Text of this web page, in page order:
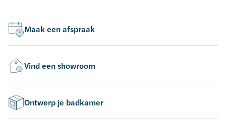
Maak een afspraak
Vind een showroom
Ontwerp je badkamer